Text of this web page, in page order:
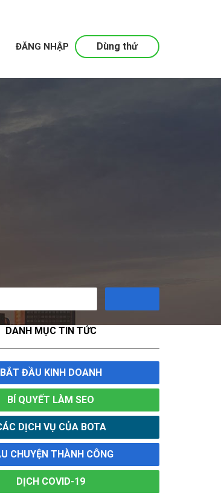
Dùng thử
ĐĂNG NHẬP
DANH MỤC TIN TỨC
BẮT ĐẦU KINH DOANH
BÍ QUYẾT LÀM SEO
DỊCH VỤ CỦA BOTA
CHUYỆN THÀNH CÔNG
DỊCH COVID-19